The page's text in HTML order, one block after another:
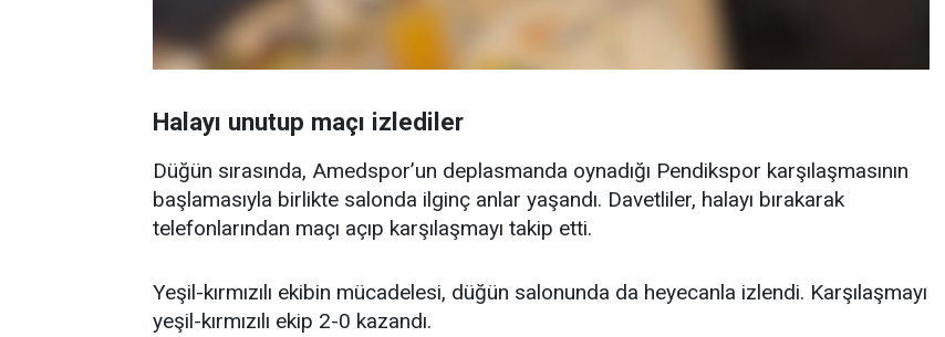
Halayı unutup maçı izlediler
Düğün sırasında, Amedspor’un deplasmanda oynadığı Pendikspor karşılaşmasının
başlamasıyla birlikte salonda ilginç anlar yaşandı. Davetliler, halayı bırakarak
telefonlarından maçı açıp karşılaşmayı takip etti.
Yeşil-kırmızılı ekibin mücadelesi, düğün salonunda da heyecanla izlendi. Karşılaşmayı
yeşil-kırmızılı ekip 2-0 kazandı.